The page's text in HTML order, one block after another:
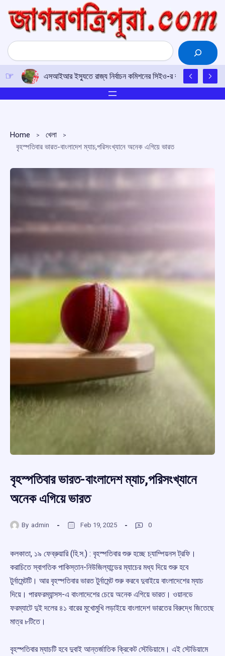
content
Search
এসআইআর ইস্যুতে রাজ্য নির্বাচন কমিশনের সিইও-র কাছে
Home
খেলা
বৃহস্পতিবার ভারত-বাংলাদেশ ম্যাচ,পরিসংখ্যানে অনেক এগিয়ে ভারত
বৃহস্পতিবার ভারত-বাংলাদেশ ম্যাচ,পরিসংখ্যানে
অনেক এগিয়ে ভারত
By admin Feb 19, 2025 0
কলকাতা, ১৯ ফেব্রুয়ারি (হি.স.) : বৃহস্পতিবার শুরু হচ্ছে চ্যাম্পিয়নস ট্রফি।
করাচিতে স্বাগতিক পাকিস্তান-নিউজিল্যান্ডের ম্যাচের মধ্য দিয়ে শুরু হবে
টুর্নামেন্টটি। আর বৃহস্পতিবার ভারত টুর্নামেন্ট শুরু করবে দুবাইয়ে বাংলাদেশের ম্যাচ
দিয়ে। পারফরম্যান্সস-এ বাংলাদেশের চেয়ে অনেক এগিয়ে ভারত। ওয়ানডে
ফরম্যাটে দুই দলের ৪১ বারের মুখোমুখি লড়াইয়ে বাংলাদেশ ভারতের বিরুদ্ধে জিতেছে
মাত্র ৮টিতে।
বৃহস্পতিবার ম্যাচটি হবে দুবাই আন্তর্জাতিক ক্রিকেট স্টেডিয়ামে। এই স্টেডিয়ামে